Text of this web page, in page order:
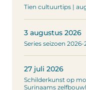
Tien cultuurtips |
3 augustus 2026
Series seizoen 2026-
27 juli 2026
Schilderkunst op
Surinaams